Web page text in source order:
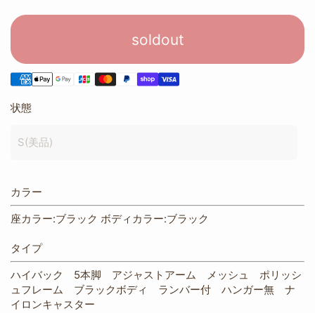
soldout
状態
S(美品)
カラー
座カラー:ブラック ボディカラー:ブラック
タイプ
ハイバック 5本脚 アジャストアーム メッシュ ポリッシ
ュフレーム ブラックボディ ランバー付 ハンガー無 ナ
イロンキャスター